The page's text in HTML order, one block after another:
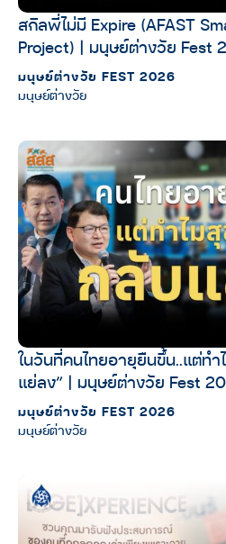
สกิลพี่ไม่มี Expire (AFAST
Project) | มนุษย์ต่างวัย Fest
มนุษย์ต่างวัย FEST 2026
มนุษย์ต่างวัย
ในวันที่คนไทยอายุยืนขึ้น..แต่ท
แย่ลง” | มนุษย์ต่างวัย Fest
มนุษย์ต่างวัย FEST 2026
มนุษย์ต่างวัย